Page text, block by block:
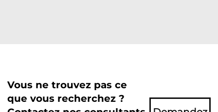
Vous ne trouvez pas ce
que vous recherchez ?